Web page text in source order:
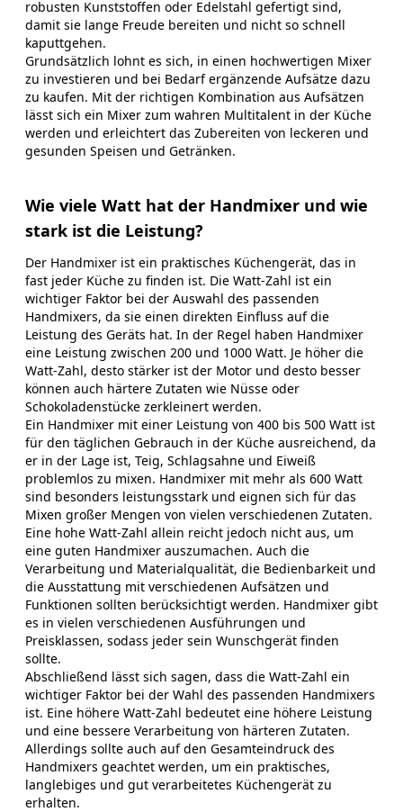
robusten Kunststoffen oder Edelstahl gefertigt sind,
damit sie lange Freude bereiten und nicht so schnell
kaputtgehen.
Grundsätzlich lohnt es sich, in einen hochwertigen Mixer
zu investieren und bei Bedarf ergänzende Aufsätze dazu
zu kaufen. Mit der richtigen Kombination aus Aufsätzen
lässt sich ein Mixer zum wahren Multitalent in der Küche
werden und erleichtert das Zubereiten von leckeren und
gesunden Speisen und Getränken.
Wie viele Watt hat der Handmixer und wie
stark ist die Leistung?
Der Handmixer ist ein praktisches Küchengerät, das in
fast jeder Küche zu finden ist. Die Watt-Zahl ist ein
wichtiger Faktor bei der Auswahl des passenden
Handmixers, da sie einen direkten Einfluss auf die
Leistung des Geräts hat. In der Regel haben Handmixer
eine Leistung zwischen 200 und 1000 Watt. Je höher die
Watt-Zahl, desto stärker ist der Motor und desto besser
können auch härtere Zutaten wie Nüsse oder
Schokoladenstücke zerkleinert werden.
Ein Handmixer mit einer Leistung von 400 bis 500 Watt ist
für den täglichen Gebrauch in der Küche ausreichend, da
er in der Lage ist, Teig, Schlagsahne und Eiweiß
problemlos zu mixen. Handmixer mit mehr als 600 Watt
sind besonders leistungsstark und eignen sich für das
Mixen großer Mengen von vielen verschiedenen Zutaten.
Eine hohe Watt-Zahl allein reicht jedoch nicht aus, um
eine guten Handmixer auszumachen. Auch die
Verarbeitung und Materialqualität, die Bedienbarkeit und
die Ausstattung mit verschiedenen Aufsätzen und
Funktionen sollten berücksichtigt werden. Handmixer gibt
es in vielen verschiedenen Ausführungen und
Preisklassen, sodass jeder sein Wunschgerät finden
sollte.
Abschließend lässt sich sagen, dass die Watt-Zahl ein
wichtiger Faktor bei der Wahl des passenden Handmixers
ist. Eine höhere Watt-Zahl bedeutet eine höhere Leistung
und eine bessere Verarbeitung von härteren Zutaten.
Allerdings sollte auch auf den Gesamteindruck des
Handmixers geachtet werden, um ein praktisches,
langlebiges und gut verarbeitetes Küchengerät zu
erhalten.